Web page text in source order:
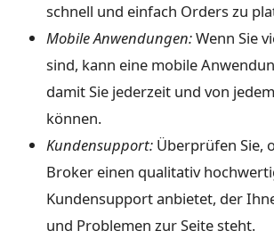
schnell und einfach Orders zu
Mobile Anwendungen:Wenn Sie
sind, kann eine mobile
damit Sie jederzeit und von
können.
Kundensupport: Überprüfen Sie,
Broker einen qualitativ
Kundensupport anbietet, der
und Problemen zur Seite steht.